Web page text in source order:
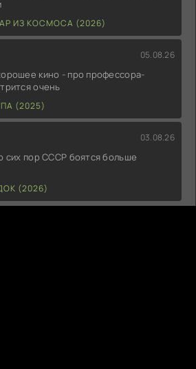
ИЗ КОСМОСА (2026)
05.08.26
кино - про профессора-
очень
(2025)
03.08.26
сих пор СССР боятся больше
(2026)